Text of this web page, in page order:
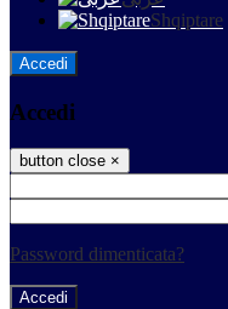
Shqiptare
Accedi
Accedi
button close ×
Password dimenticata?